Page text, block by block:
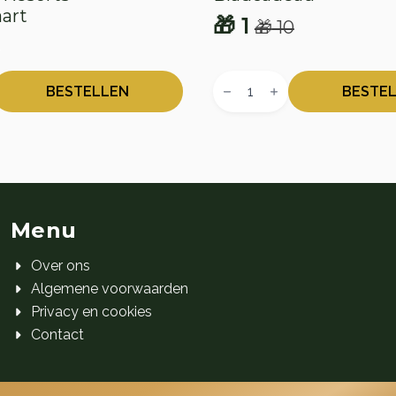
BESTELLEN
🎁10
Oorspronkelijke
was:
🎁1
Huidige
is:
Bladcadeau
aantal
Menu
Over ons
Algemene voorwaarden
Privacy en cookies
Contact